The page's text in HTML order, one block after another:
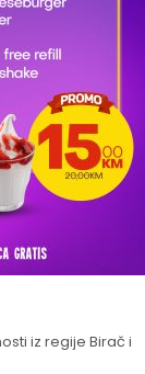
iz regije Birač i